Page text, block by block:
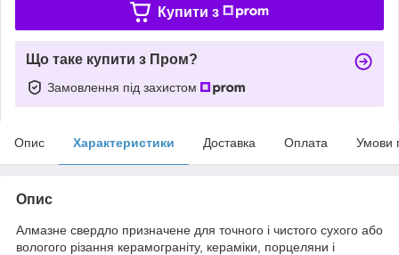
Купити з
Що таке купити з Пром?
Замовлення під захистом
Опис Характеристики Доставка Оплата Умови
Опис
Алмазне свердло призначене для точного і чистого сухого або
вологого різання керамограніту, кераміки, порцеляни і